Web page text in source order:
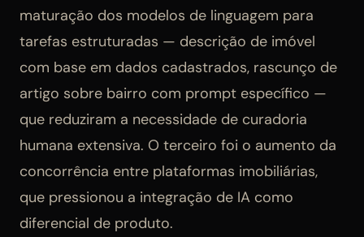
maturação dos modelos de linguagem para
tarefas estruturadas — descrição de imóvel
com base em dados cadastrados, rascunço de
artigo sobre bairro com prompt específico —
que reduziram a necessidade de curadoria
humana extensiva. O terceiro foi o aumento da
concorrência entre plataformas imobiliárias,
que pressionou a integração de IA como
diferencial de produto.